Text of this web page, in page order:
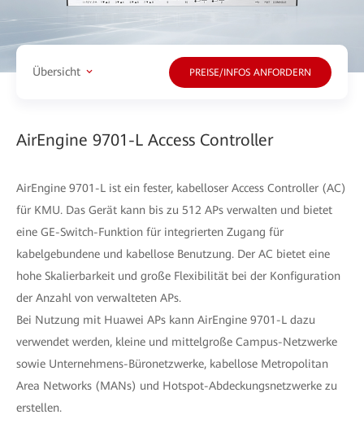
Übersicht PREISE/INFOS ANFORDERN
AirEngine 9701-L Access Controller
AirEngine 9701-L ist ein fester, kabelloser Access Controller (AC)
für KMU. Das Gerät kann bis zu 512 APs verwalten und bietet
eine GE-Switch-Funktion für integrierten Zugang für
kabelgebundene und kabellose Benutzung. Der AC bietet eine
hohe Skalierbarkeit und große Flexibilität bei der Konfiguration
der Anzahl von verwalteten APs.
Bei Nutzung mit Huawei APs kann AirEngine 9701-L dazu
verwendet werden, kleine und mittelgroße Campus-Netzwerke
sowie Unternehmens-Büronetzwerke, kabellose Metropolitan
Area Networks (MANs) und Hotspot-Abdeckungsnetzwerke zu
erstellen.